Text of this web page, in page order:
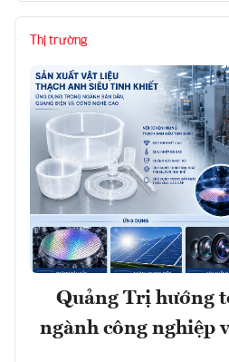
Thị trường
Quảng Trị hướng
ngành công nghiệp